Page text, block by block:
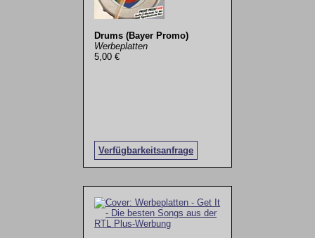
Drums (Bayer Promo)
Werbeplatten
5,00 €
Verfügbarkeitsanfrage